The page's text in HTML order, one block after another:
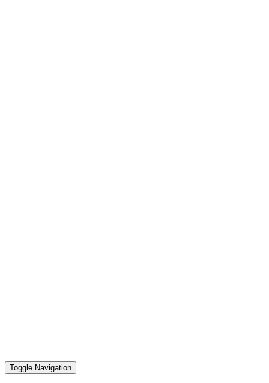
Toggle Navigation